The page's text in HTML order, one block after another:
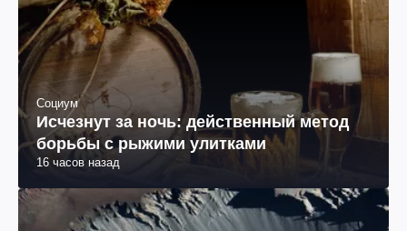
Социум
Исчезнут за ночь: действенный метод
борьбы с рыжими улитками
16 часов назад